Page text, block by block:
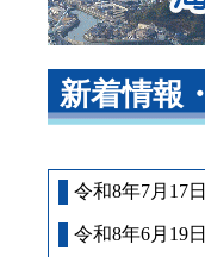
新着情報
令和8年7月17日
令和8年6月19日